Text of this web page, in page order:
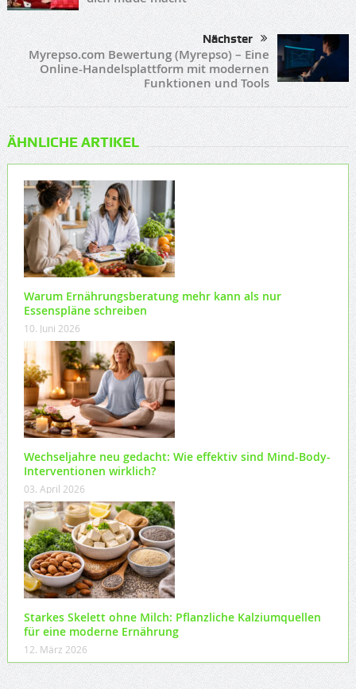
Nächster
Myrepso.com Bewertung (Myrepso) – Eine
Online-Handelsplattform mit modernen
Funktionen und Tools
ÄHNLICHE ARTIKEL
Warum Ernährungsberatung mehr kann als nur
Essenspläne schreiben
10. Juni 2026
Wechseljahre neu gedacht: Wie effektiv sind Mind-Body-
Interventionen wirklich?
03. April 2026
Starkes Skelett ohne Milch: Pflanzliche Kalziumquellen
für eine moderne Ernährung
12. März 2026